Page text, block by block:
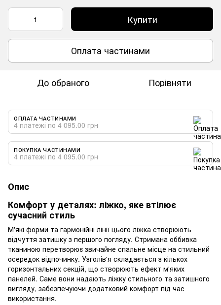
Купити
Оплата частинами
До обраного Порівняти
ОПЛАТА ЧАСТИНАМИ
4 платежі по 4 095.00 грн
ПОКУПКА ЧАСТИНАМИ
4 платежі по 4 095.00 грн
Опис
Комфорт у деталях: ліжко, яке втілює
сучасний стиль
М'які форми та гармонійні лінії цього ліжка створюють
відчуття затишку з першого погляду. Стримана оббивка
тканиною перетворює звичайне спальне місце на стильний
осередок відпочинку. Узголів'я складається з кількох
горизонтальних секцій, що створюють ефект м'яких
панелей. Саме вони надають ліжку стильного та затишного
вигляду, забезпечуючи додатковий комфорт під час
використання.